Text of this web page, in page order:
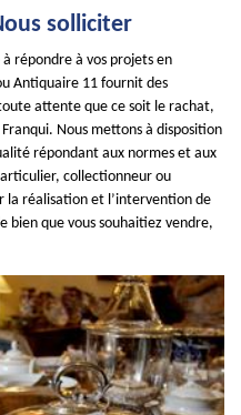
solliciter
répondre à vos projets en
Antiquaire 11 fournit des
attente que ce soit le rachat,
Nous mettons à disposition
répondant aux normes et aux
collectionneur ou
la réalisation et l’intervention de
bien que vous souhaitiez vendre,